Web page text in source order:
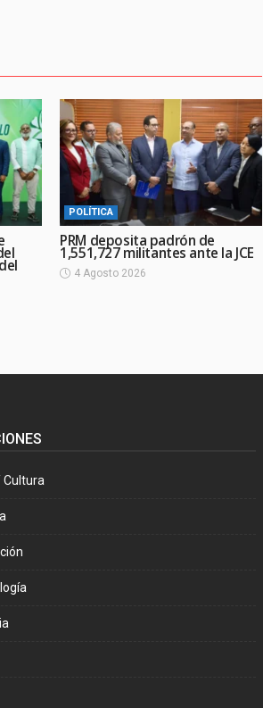
POLÍTICA
PRM deposita padrón de
1,551,727 militantes ante la JCE
4 Agosto 2026
Cultura